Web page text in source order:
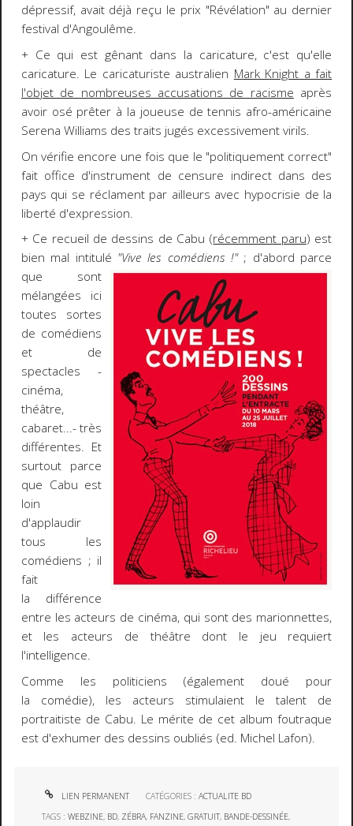
dépressif, avait déjà reçu le prix "Révélation" au dernier
festival d'Angoulême.
+ Ce qui est gênant dans la caricature, c'est qu'elle
caricature. Le caricaturiste australien Mark Knight a fait
l'objet de nombreuses accusations de racisme après
avoir osé prêter à la joueuse de tennis afro-américaine
Serena Williams des traits jugés excessivement virils.
On vérifie encore une fois que le "politiquement correct"
fait office d'instrument de censure indirect dans des
pays qui se réclament par ailleurs avec hypocrisie de la
liberté d'expression.
+ Ce recueil de dessins de Cabu (récemment paru) est
bien mal intitulé "Vive les comédiens !"; d'abord parce
que sont
mélangées ici
toutes sortes
de comédiens
et de
spectacles -
cinéma,
théâtre,
cabaret...- très
différentes. Et
surtout parce
que Cabu est
loin
d'applaudir
tous les
comédiens ; il
fait
la différence
entre les acteurs de cinéma, qui sont des marionnettes,
et les acteurs de théâtre dont le jeu requiert
l'intelligence.
Comme les politiciens (également doué pour
la comédie), les acteurs stimulaient le talent de
portraitiste de Cabu. Le mérite de cet album foutraque
est d'exhumer des dessins oubliés (ed. Michel Lafon).
LIEN PERMANENT CATÉGORIES :ACTUALITE BD
TAGS :WEBZINE, BD, ZÉBRA, FANZINE,GRATUIT, BANDE-DESSINÉE,